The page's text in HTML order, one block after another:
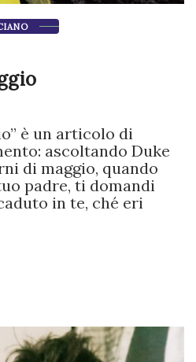
è un articolo di
ascoltando Duke
di maggio, quando
padre, ti domandi
in te, ché eri